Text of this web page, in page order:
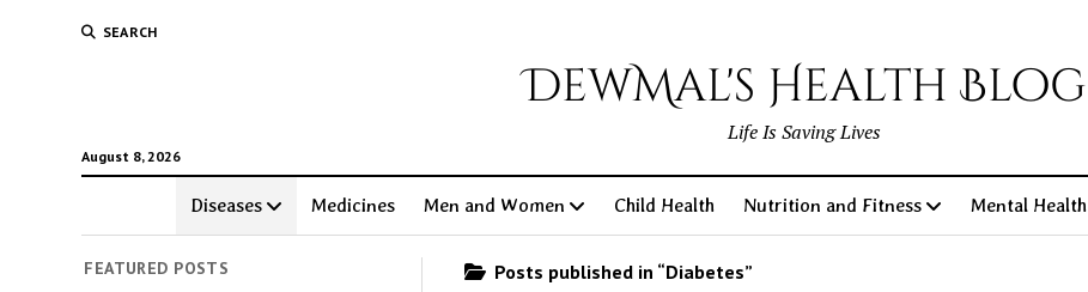
SEARCH
DewMal's Health Blog
August 8, 2026
Life Is Saving Lives
Diseases Medicines Men and Women Child Health Nutrition and Fitness Mental Health
FEATURED POSTS Posts published in “Diabetes”